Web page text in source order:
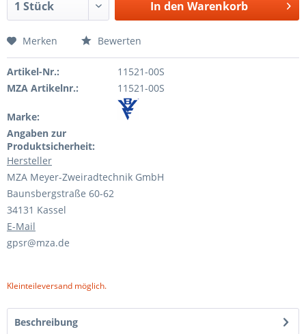
In den Warenkorb
Merken Bewerten
Artikel-Nr.:
11521-00S
MZA Artikelnr.:
11521-00S
Marke:
Angaben zur
Produktsicherheit:
Hersteller
MZA Meyer-Zweiradtechnik GmbH
Baunsbergstraße 60-62
34131 Kassel
E-Mail
gpsr@mza.de
Kleinteileversand möglich.
Beschreibung